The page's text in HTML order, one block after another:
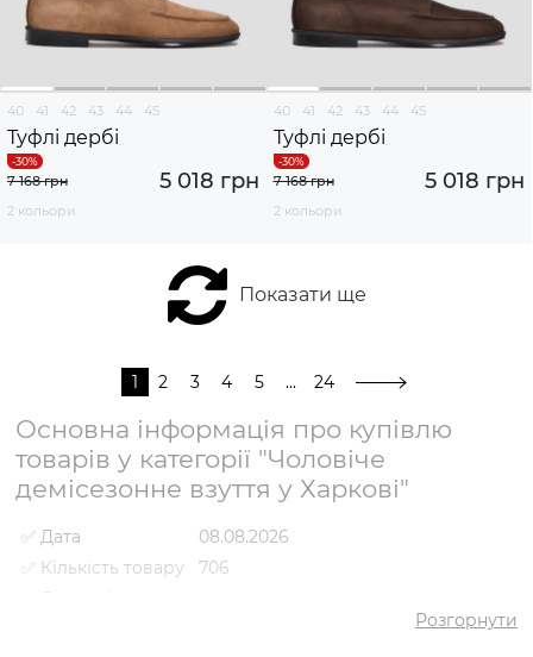
40 41 42 43 44 45
Туфлі дербі
5 018 грн
7 168 грн
2 кольори
40 41 42 43 44 45
Туфлі дербі
5 018 грн
7 168 грн
2 кольори
Показати ще
1 2 3 4 5 ... 24
Основна інформація про купівлю
товарів у категорії "Чоловіче
демісезонне взуття у Харкові"
✅ Дата
08.08.2026
✅ Кількість товару
706
✅ Середній
Розгорнути